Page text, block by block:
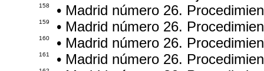
158 • Madrid número 26.
159 • Madrid número 26.
160 • Madrid número 26.
161 • Madrid número 26.